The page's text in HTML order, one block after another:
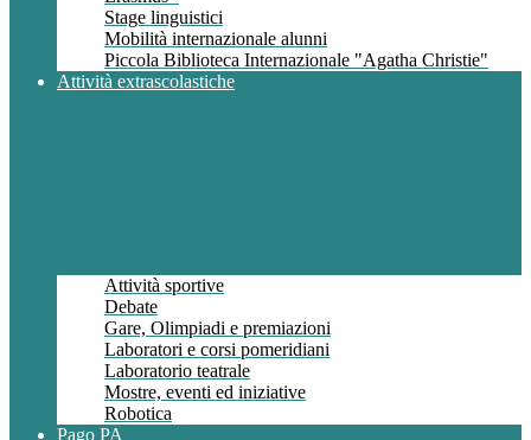
Stage linguistici
Mobilità internazionale alunni
Piccola Biblioteca Internazionale "Agatha Christie"
Attività extrascolastiche
Attività sportive
Debate
Gare, Olimpiadi e premiazioni
Laboratori e corsi pomeridiani
Laboratorio teatrale
Mostre, eventi ed iniziative
Robotica
Pago PA